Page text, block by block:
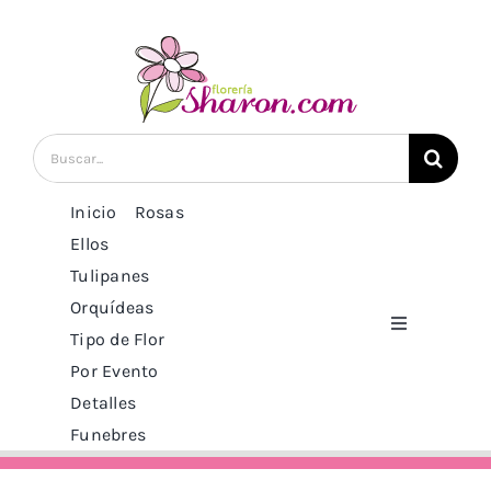
Buscar:
Toggle
Inicio
Rosas
Inicio
Rosas
Ellos
Tulipanes
Orquídeas
Tipo de Flor
Por Evento
Detalles
Funebres